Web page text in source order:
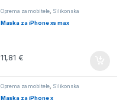
Oprema za mobitele, Silikonska
Maska za iPhone xs max
11,81 €
Oprema za mobitele, Silikonska
Maska za iPhone x